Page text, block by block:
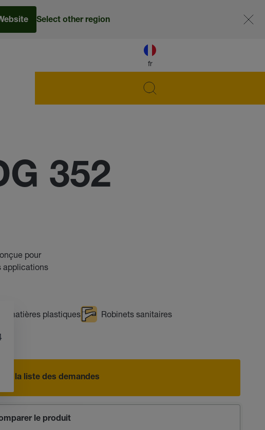
fr
Select other region
352
pour
applications
matières plastiques
Robinets sanitaires
à la liste des demandes
le produit